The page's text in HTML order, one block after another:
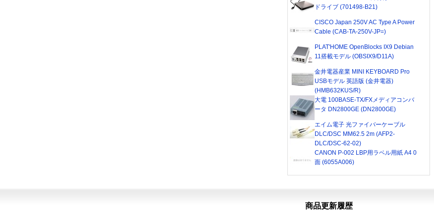
ドライブ (701498-B21)
CISCO Japan 250V AC Type A Power
Cable (CAB-TA-250V-JP=)
PLAT'HOME OpenBlocks IX9 Debian
11搭載モデル (OBSIX9/D11A)
金井電器産業 MINI KEYBOARD Pro
USBモデル 英語版 (金井電器)
(HMB632KUS/R)
大電 100BASE-TX/FXメディアコンバ
ータ DN2800GE (DN2800GE)
エイム電子 光ファイバーケーブル
DLC/DSC MM62.5 2m (AFP2-
DLC/DSC-62-02)
CANON P-002 LBP用ラベル用紙 A4 0
面 (6055A006)
商品更新履歴